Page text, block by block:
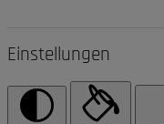
Einstellungen